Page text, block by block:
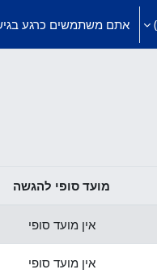
אתם משתמשים כרגע
מועד סופי להגשה
אין מועד סופי
אין מועד סופי